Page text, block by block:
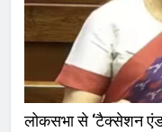
लोकसभा से ‘टैक्सेशन